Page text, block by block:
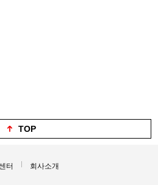
TOP
터 회사소개